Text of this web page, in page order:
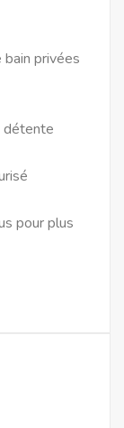
privées
détente
pour plus